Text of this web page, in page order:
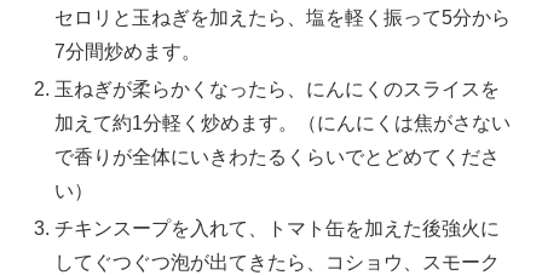
セロリと玉ねぎを加えたら、塩を軽く振って5分から
7分間炒めます。
玉ねぎが柔らかくなったら、にんにくのスライスを
加えて約1分軽く炒めます。（にんにくは焦がさない
で香りが全体にいきわたるくらいでとどめてくださ
い）
チキンスープを入れて、トマト缶を加えた後強火に
してぐつぐつ泡が出てきたら、コショウ、スモーク